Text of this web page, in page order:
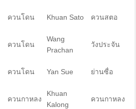
ควนโดน Khuan Sato ควนสตอ
ควนโดน
Wang
Prachan
วังประจัน
ควนโดน Yan Sue ย่านซื่อ
ควนกาหลง
Khuan
Kalong
ควนกาหลง